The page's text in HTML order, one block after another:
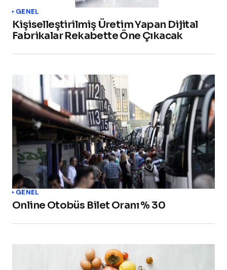
GENEL
Kişiselleştirilmiş Üretim Yapan Dijital
Fabrikalar Rekabette Öne Çıkacak
GENEL
Online Otobüs Bilet Oranı % 30